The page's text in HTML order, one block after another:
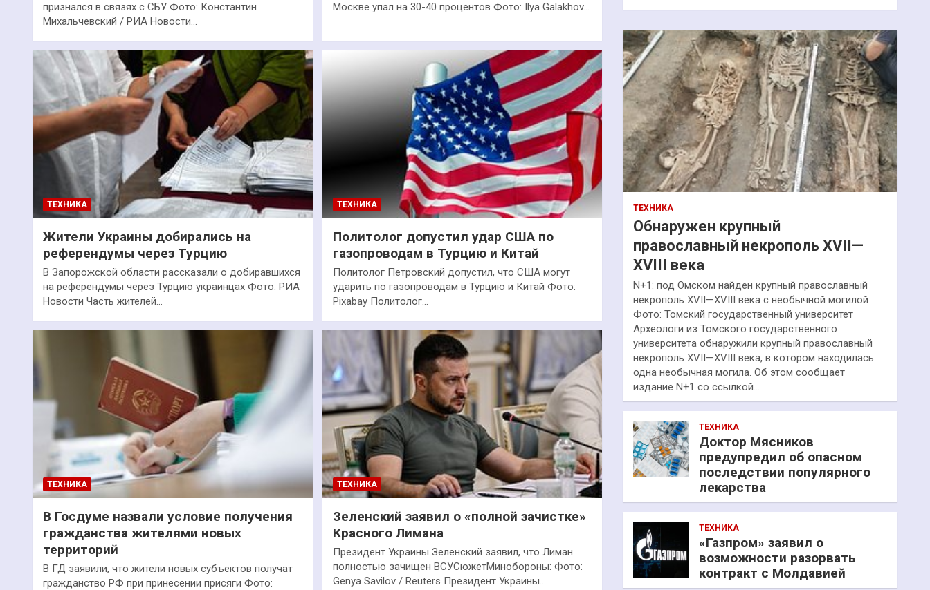
признался в связях с СБУ Фото: Константин
Михальчевский / РИА Новости…
Москве упал на 30-40 процентов Фото: Ilya Galakhov…
ТЕХНИКА
Жители Украины добирались на
референдумы через Турцию
В Запорожской области рассказали о добиравшихся
на референдумы через Турцию украинцах Фото: РИА
Новости Часть жителей…
ТЕХНИКА
Политолог допустил удар США по
газопроводам в Турцию и Китай
Политолог Петровский допустил, что США могут
ударить по газопроводам в Турцию и Китай Фото:
Pixabay Политолог…
ТЕХНИКА
В Госдуме назвали условие получения
гражданства жителями новых
территорий
В ГД заявили, что жители новых субъектов получат
гражданство РФ при принесении присяги Фото:
ТЕХНИКА
Зеленский заявил о «полной зачистке»
Красного Лимана
Президент Украины Зеленский заявил, что Лиман
полностью зачищен ВСУСюжетМинобороны: Фото:
Genya Savilov / Reuters Президент Украины…
ТЕХНИКА
Обнаружен крупный
православный некрополь XVII—
XVIII века
N+1: под Омском найден крупный православный
некрополь XVII—XVIII века с необычной могилой
Фото: Томский государственный университет
Археологи из Томского государственного
университета обнаружили крупный православный
некрополь XVII—XVIII века, в котором находилась
одна необычная могила. Об этом сообщает
издание N+1 со ссылкой…
ТЕХНИКА
Доктор Мясников
предупредил об опасном
последствии популярного
лекарства
ТЕХНИКА
«Газпром» заявил о
возможности разорвать
контракт с Молдавией